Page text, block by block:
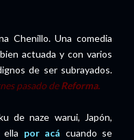
Chenillo. Una comedia
actuada y con varios
de ser subrayados.
pasado deReforma.
de naze warui, Japón,
ella por acá cuando se